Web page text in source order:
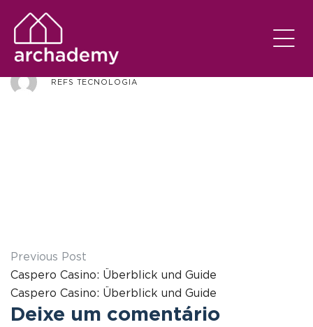
archademy-br
REFS TECNOLOGIA
Previous Post
Caspero Casino: Überblick und Guide
Caspero Casino: Überblick und Guide
Deixe um comentário